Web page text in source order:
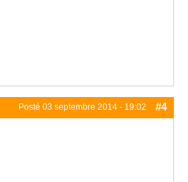
Posté 03 septembre 2014 - 19:02 #4